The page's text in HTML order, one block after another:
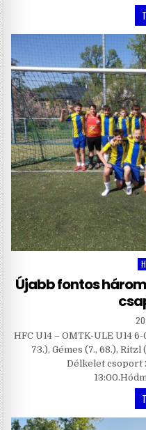
Újabb fontos
HFC U14 – OMTK-ULE U14
73.), Gémes (7., 68.),
Délkelet csoport